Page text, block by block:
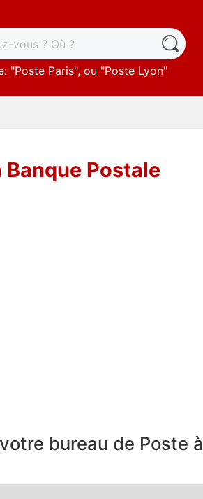
"Poste Paris", ou "Poste Lyon"
Banque Postale
bureau de Poste à